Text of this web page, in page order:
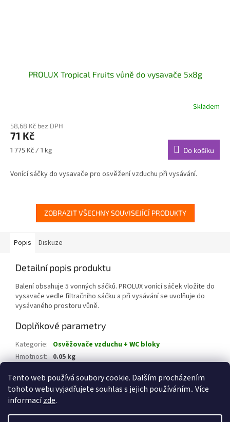
Tento web používá soubory cookie. Dalším procházením
tohoto webu vyjadřujete souhlas s jejich používáním.. Více
informacízde.
PROLUX Tropical Fruits vůně do vysavače 5x8g
Skladem
58,68 Kč bez DPH
71 Kč
Měrná
1 775 Kč / 1 kg Do košíku
Vonící sáčky do vysavače pro osvěžení vzduchu při vysávání.
ZOBRAZIT VŠECHNY SOUVISEJÍCÍ PRODUKTY
Popis Diskuze
Detailní popis produktu
Balení obsahuje 5 vonných sáčků. PROLUX vonící sáček vložíte do
vysavače vedle filtračního sáčku a při vysávání se uvolňuje do
vysávaného prostoru vůně.
Doplňkové parametry
Kategorie: Osvěžovače vzduchu + WC bloky
Hmotnost: 0.05 kg